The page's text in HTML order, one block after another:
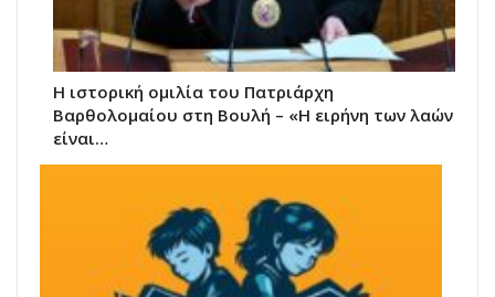
Η ιστορική ομιλία του Πατριάρχη
Βαρθολομαίου στη Βουλή – «Η ειρήνη των λαών
είναι…